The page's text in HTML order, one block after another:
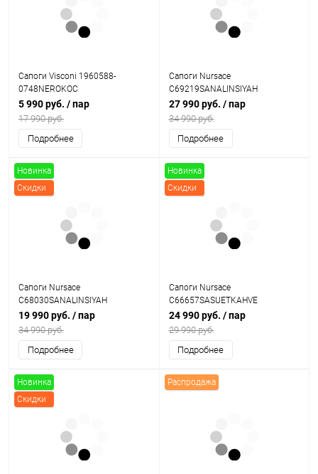
Сапоги Visconi 1960588-
0748NEROKOC
5 990 руб. / пар
17 990 руб.
Подробнее
Сапоги Nursace
C69219SANALINSIYAH
27 990 руб. / пар
34 990 руб.
Подробнее
Новинка
Скидки
Сапоги Nursace
C68030SANALINSIYAH
19 990 руб. / пар
34 990 руб.
Подробнее
Новинка
Скидки
Сапоги Nursace
C66657SASUETKAHVE
24 990 руб. / пар
29 990 руб.
Подробнее
Новинка
Скидки
Распродажа